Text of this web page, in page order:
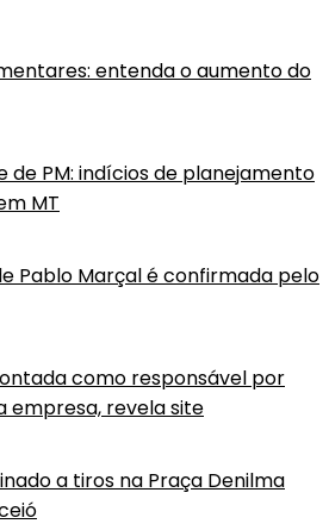
entenda o aumento do
de PM: indícios de planejamento
MT
Pablo Marçal é confirmada pelo
como responsável por
empresa, revela site
a tiros na Praça Denilma